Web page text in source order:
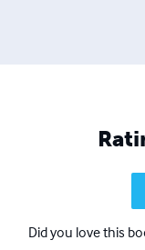
Did you love this